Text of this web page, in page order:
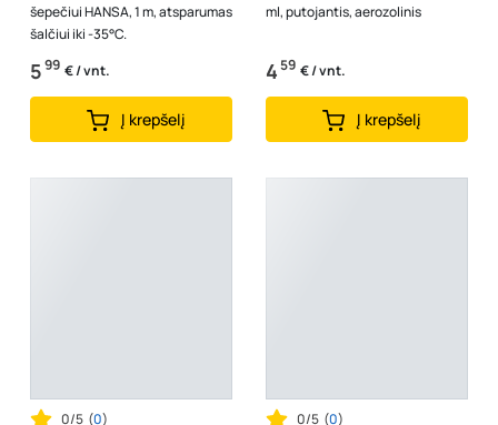
šepečiui HANSA, 1 m, atsparumas
šalčiui iki -35°C.
599 € / vnt.
Į krepšelį
ml, putojantis, aerozolinis
459 € / vnt.
Į krepšelį
0/5 (0)
0/5 (0)